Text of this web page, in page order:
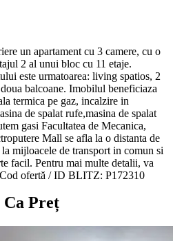
un apartament cu 3 camere, cu o
2 al unui bloc cu 11 etaje.
este urmatoarea: living spatios, 2
balcoane. Imobilul beneficiaza
termica pe gaz, incalzire in
de spalat rufe,masina de spalat
gasi Facultatea de Mecanica,
Mall se afla la o distanta de
mijloacele de transport in comun si
facil. Pentru mai multe detalii, va
ofertă / ID BLITZ: P172310
Preț